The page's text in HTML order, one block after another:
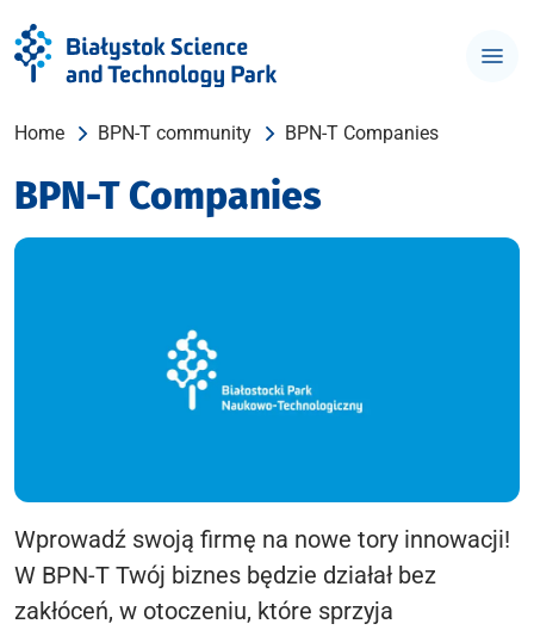
Home BPN-T community BPN-T Companies
BPN-T Companies
Wprowadź swoją firmę na nowe tory innowacji!
W BPN-T Twój biznes będzie działał bez
zakłóceń, w otoczeniu, które sprzyja